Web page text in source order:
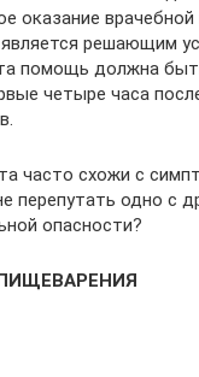
оказание
решающим
помощь должна
четыре часа
часто схожи с
перепутать одно с
опасности?